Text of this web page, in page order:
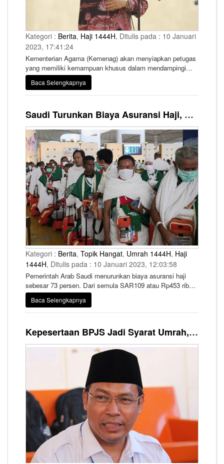
Kategori : Berita, Haji 1444H, Ditulis pada : 10 Januari
2023, 17:41:24
Kementerian Agama (Kemenag) akan menyiapkan petugas
yang memiliki kemampuan khusus dalam mendampingi
jemaah haji lanjut usia atau lansia.
Baca Selengkapnya
Saudi Turunkan Biaya Asuransi Haji, Hanya SAR 72 Per Jemaah
Kategori : Berita, Topik Hangat, Umrah 1444H, Haji
1444H, Ditulis pada : 10 Januari 2023, 12:03:58
Pemerintah Arab Saudi menurunkan biaya asuransi haji
sebesar 73 persen. Dari semula SAR109 atau Rp453 ribu
kini hanya SAR29 atau Rp120 ribu per jemaah.
Baca Selengkapnya
Kepesertaan BPJS Jadi Syarat Umrah, Begini Penjelasan Kemenag